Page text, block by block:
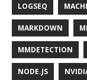
LOGSEQ
MARKDOWN
MMDETECTION
NODE.JS